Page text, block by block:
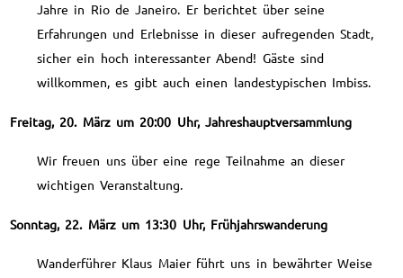
Jahre in Rio de Janeiro. Er berichtet über seine
Erfahrungen und Erlebnisse in dieser aufregenden Stadt,
sicher ein hoch interessanter Abend! Gäste sind
willkommen, es gibt auch einen landestypischen Imbiss.
Freitag, 20. März um 20:00 Uhr, Jahreshauptversammlung
Wir freuen uns über eine rege Teilnahme an dieser
wichtigen Veranstaltung.
Sonntag, 22. März um 13:30 Uhr, Frühjahrswanderung
Wanderführer Klaus Maier führt uns in bewährter Weise